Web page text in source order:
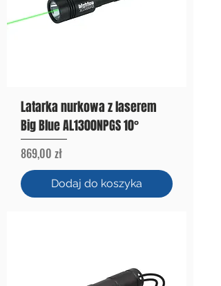
Latarka nurkowa z laserem
Big Blue AL1300NPGS 10°
Cena
869,00 zł
Dodaj do koszyka